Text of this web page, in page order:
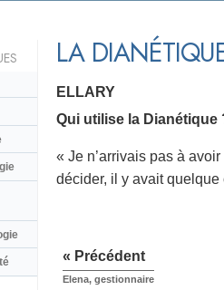
LA
ELLARY
Qui utilise la Dianétique
« Je n’arrivais pas à
décider, il y avait
« Précédent
Elena, gestionnaire